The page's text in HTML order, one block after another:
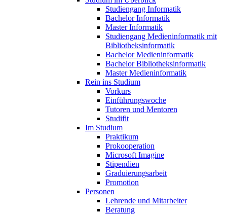
Studiengang Informatik
Bachelor Informatik
Master Informatik
Studiengang Medieninformatik mit
Bibliotheksinformatik
Bachelor Medieninformatik
Bachelor Bibliotheksinformatik
Master Medieninformatik
Rein ins Studium
Vorkurs
Einführungswoche
Tutoren und Mentoren
Studifit
Im Studium
Praktikum
Prokooperation
Microsoft Imagine
Stipendien
Graduierungsarbeit
Promotion
Personen
Lehrende und Mitarbeiter
Beratung